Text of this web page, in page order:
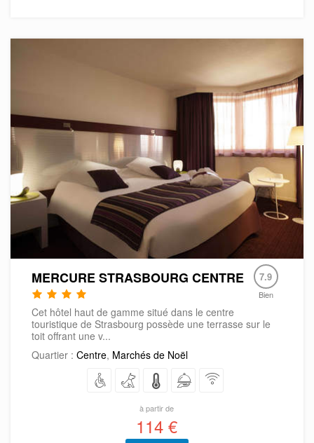
MERCURE STRASBOURG CENTRE 7.9
Bien
Cet hôtel haut de gamme situé dans le centre
touristique de Strasbourg possède une terrasse sur le
toit offrant une v...
Quartier : Centre, Marchés de Noël
à partir de
114 €